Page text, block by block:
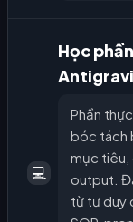
💻
Học
Phần
bóc tách
mục tiêu,
output.
từ tư duy